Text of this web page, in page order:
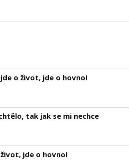
o život, jde o hovno!
tak jak se mi nechce
jde o hovno!